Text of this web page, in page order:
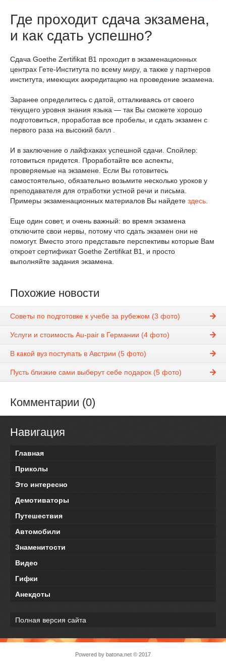
Где проходит сдача экзамена,
и как сдать успешно?
Сдача Goethe Zertifikat B1 проходит в экзаменационных
центрах Гете-Института по всему миру, а также у партнеров
института, имеющих аккредитацию на проведение экзамена.
Заранее определитесь с датой, отталкиваясь от своего
текущего уровня знания языка — так Вы сможете хорошо
подготовиться, проработав все пробелы, и сдать экзамен с
первого раза на высокий балл .
И в заключение о лайфхаках успешной сдачи. Спойлер:
готовиться придется. Проработайте все аспекты,
проверяемые на экзамене. Если Вы готовитесь
самостоятельно, обязательно возьмите несколько уроков у
преподавателя для отработки устной речи и письма.
Примеры экзаменационных материалов Вы найдете здесь
Еще один совет, и очень важный: во время экзамена
отключите свои нервы, потому что сдать экзамен они не
помогут. Вместо этого представьте перспективы которые Вам
откроет сертификат Goethe Zertifikat B1, и просто
выполняйте задания экзамена.
Похожие новости
Советы по подготовке к учебе за рубежом (3 фото)
Услуги и стоимость Au-pair в Германии (4 фото)
В какой вуз поступать в Австрии (5 фото)
Пусть близкие сами выберут себе подарок (5 фото)
Комментарии (0)
Навигация
Главная
Приколы
Это интересно
Демотиваторы
Путешествия
Автомобили
Знаменитости
Видео
Гифки
Анекдоты
Полная версия сайта
Powered by batona.net © 2017